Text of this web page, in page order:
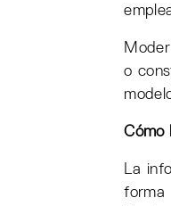
o
Cómo
La
forma